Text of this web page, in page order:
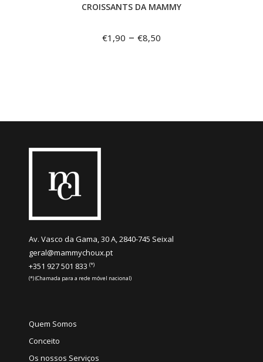
CROISSANTS DA MAMMY
€1,90 – €8,50
Av. Vasco da Gama, 30 A, 2840-745 Seixal
geral@mammychoux.pt
+351 927 501 833 (*)
(*) (Chamada para a rede móvel nacional)
Quem Somos
Conceito
Os nossos Serviços